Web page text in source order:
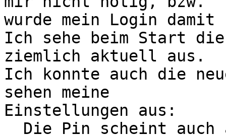
wurde mein Login
Ich sehe beim Start
ziemlich aktuell aus.
Ich konnte auch die
sehen meine
Einstellungen aus: